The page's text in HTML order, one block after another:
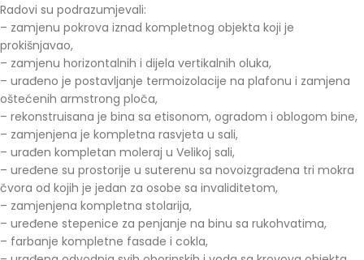
Radovi su podrazumjevali:
– zamjenu pokrova iznad kompletnog objekta koji je
prokišnjavao,
– zamjenu horizontalnih i dijela vertikalnih oluka,
– urađeno je postavljanje termoizolacije na plafonu i zamjena
oštećenih armstrong ploča,
– rekonstruisana je bina sa etisonom, ogradom i oblogom bine,
– zamjenjena je kompletna rasvjeta u sali,
– urađen kompletan moleraj u Velikoj sali,
– uređene su prostorije u suterenu sa novoizgrađena tri mokra
čvora od kojih je jedan za osobe sa invaliditetom,
– zamjenjena kompletna stolarija,
– uređene stepenice za penjanje na binu sa rukohvatima,
– farbanje kompletne fasade i cokla,